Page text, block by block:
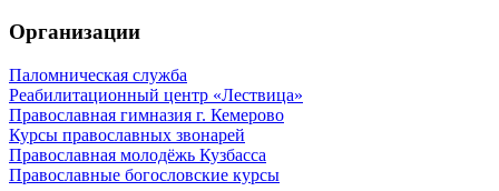
Организации
Паломническая служба
Реабилитационный центр «Лествица»
Православная гимназия г. Кемерово
Курсы православных звонарей
Православная молодёжь Кузбасса
Православные богословские курсы